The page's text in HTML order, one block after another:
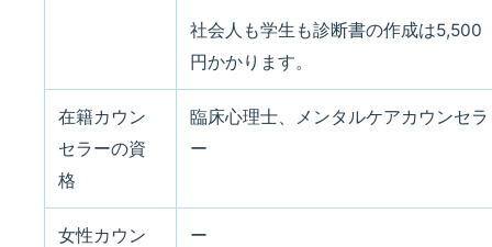
社会人も学生も診断書の作成は5,500
円かかります。
在籍カウン
セラーの資
格
臨床心理士、メンタルケアカウンセラ
ー
女性カウン
ー